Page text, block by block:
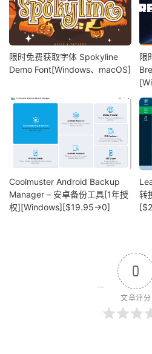
限时免费获取字体 Spokyline
Demo Font[Windows、macOS]
限
Coolmuster Android Backup
Manager – 安卓备份工具[1年授
权][Windows][$19.95→0]
转
0
文章评分